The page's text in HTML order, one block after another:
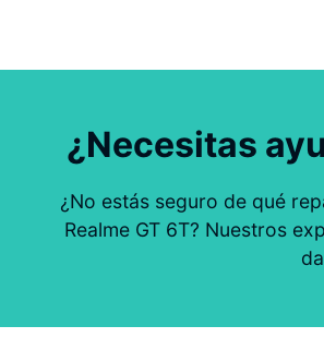
¿Necesitas
¿No estás seguro de qué
Realme GT 6T? Nuestros